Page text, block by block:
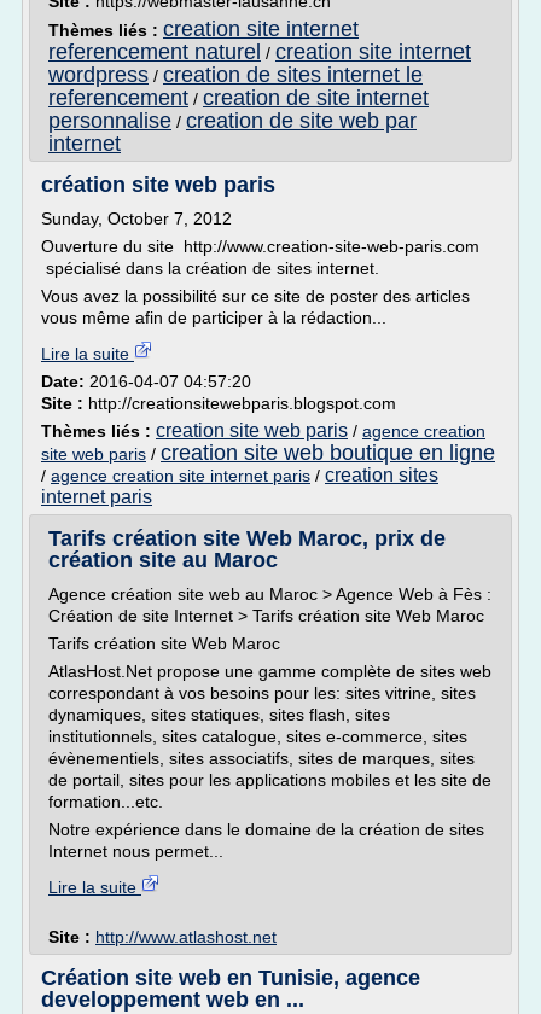
Thèmes liés : creation site internet
referencement naturel / creation site internet
wordpress / creation de sites internet le
referencement / creation de site internet
personnalise / creation de site web par
internet
création site web paris
Sunday, October 7, 2012
Ouverture du site http://www.creation-site-web-paris.com
spécialisé dans la création de sites internet.
Vous avez la possibilité sur ce site de poster des articles
vous même afin de participer à la rédaction...
Lire la suite
Date: 2016-04-07 04:57:20
Site : http://creationsitewebparis.blogspot.com
Thèmes liés : creation site web paris / agence creation
site web paris / creation site web boutique en ligne
/ agence creation site internet paris / creation sites
internet paris
Tarifs création site Web Maroc, prix de
création site au Maroc
Agence création site web au Maroc > Agence Web à Fès :
Création de site Internet > Tarifs création site Web Maroc
Tarifs création site Web Maroc
AtlasHost.Net propose une gamme complète de sites web
correspondant à vos besoins pour les: sites vitrine, sites
dynamiques, sites statiques, sites flash, sites
institutionnels, sites catalogue, sites e-commerce, sites
évènementiels, sites associatifs, sites de marques, sites
de portail, sites pour les applications mobiles et les site de
formation...etc.
Notre expérience dans le domaine de la création de sites
Internet nous permet...
Lire la suite
Site : http://www.atlashost.net
Création site web en Tunisie, agence
developpement web en ...